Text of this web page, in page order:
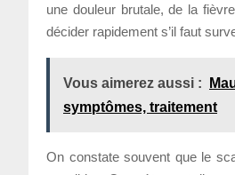
une douleur brutale, de la
décider rapidement s’il faut
Vous aimerez aussi :
symptômes, traitement
On constate souvent que le